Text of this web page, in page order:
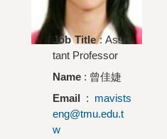
Job Title : Assis
tant Professor
Name : 曾佳婕
Email : mavists
eng@tmu.edu.t
w